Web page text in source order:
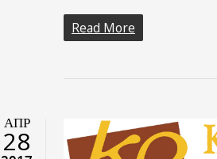
Read More
ΑΠΡ
28